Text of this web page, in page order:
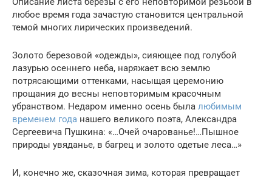
любое время года зачастую становится центральной
темой многих лирических произведений.
Золото березовой «одежды», сияющее под голубой
лазурью осеннего неба, наряжает всю землю
потрясающими оттенками, насыщая церемонию
прощания до весны неповторимым красочным
убранством. Недаром именно осень была любимым
временем года нашего великого поэта, Александра
Сергеевича Пушкина: «…Очей очарованье!…Пышное
природы увяданье, в багрец и золото одетые леса…»
И, конечно же, сказочная зима, которая превращает